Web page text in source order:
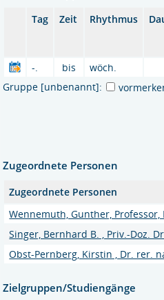
Tag Zeit Rhythmus
-. bis
wöch.
Gruppe [unbenannt]:
Zugeordnete Personen
Zugeordnete Personen
Wennemuth, Gunther, Professor,
Singer, Bernhard B. , Priv.-Doz.
Obst-Pernberg, Kirstin , Dr. rer.
Zielgruppen/Studiengänge